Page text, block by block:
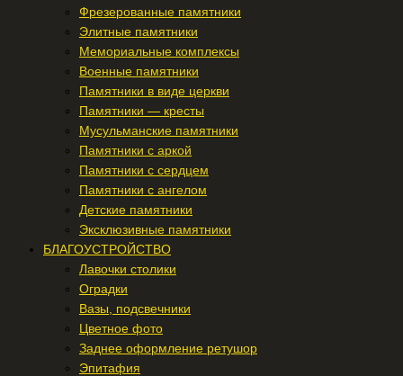
Фрезерованные памятники
Элитные памятники
Мемориальные комплексы
Военные памятники
Памятники в виде церкви
Памятники — кресты
Мусульманские памятники
Памятники с аркой
Памятники с сердцем
Памятники с ангелом
Детские памятники
Эксклюзивные памятники
БЛАГОУСТРОЙСТВО
Лавочки столики
Оградки
Вазы, подсвечники
Цветное фото
Заднее оформление ретушор
Эпитафия